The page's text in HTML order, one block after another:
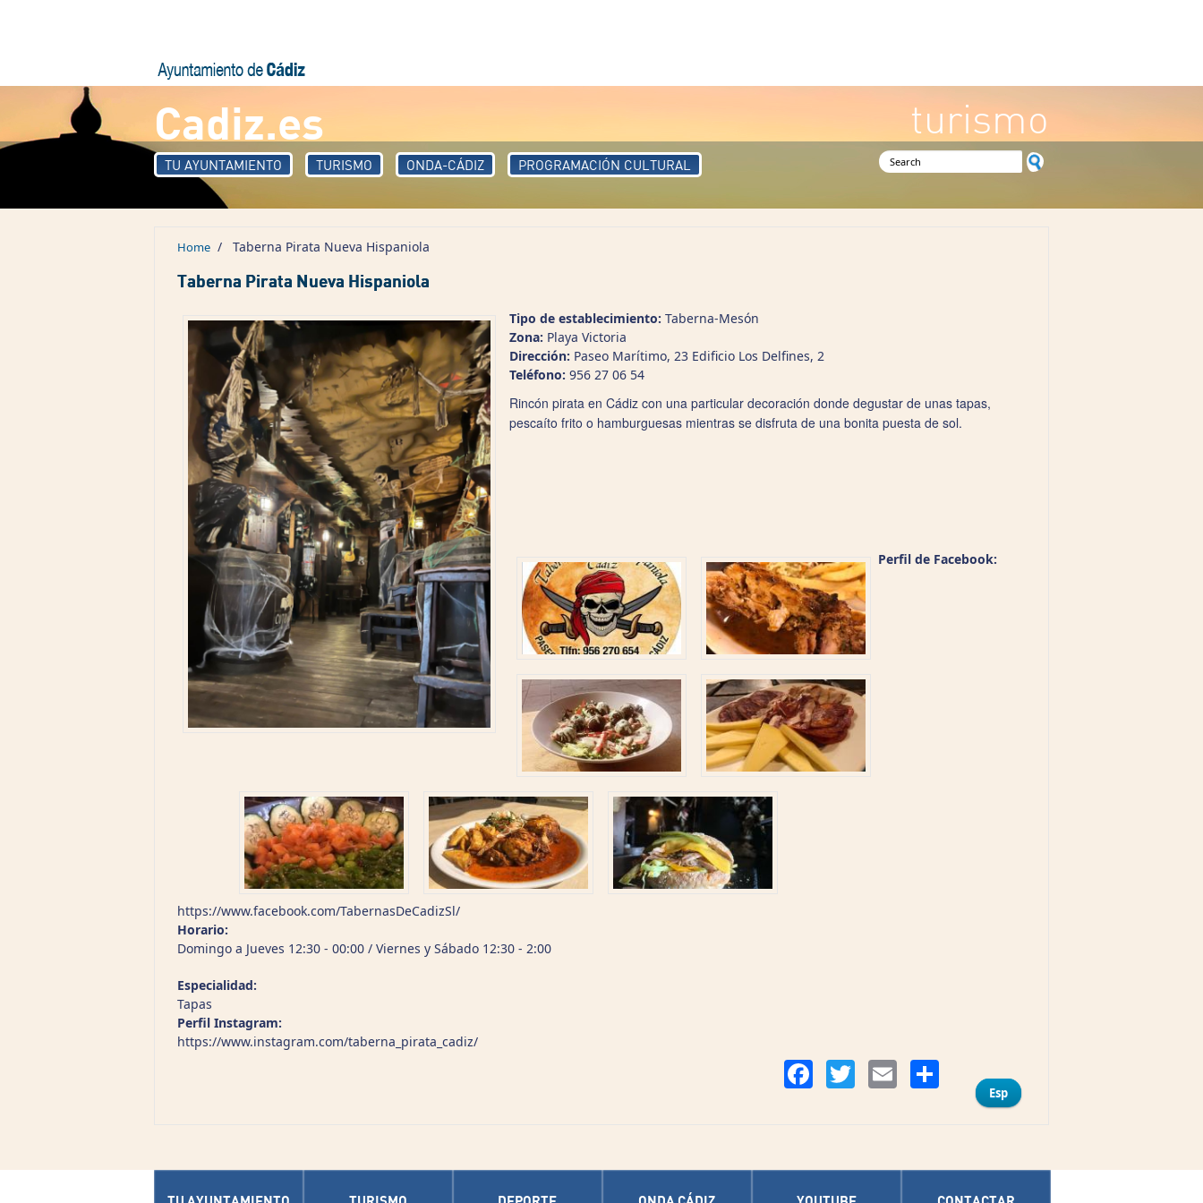
Cadiz.es turismo
TU AYUNTAMIENTO TURISMO ONDA-CÁDIZ PROGRAMACIÓN CULTURAL Search form
Home / Taberna Pirata Nueva Hispaniola
Taberna Pirata Nueva Hispaniola
Tipo de establecimiento: Taberna-Mesón
Zona: Playa Victoria
Dirección: Paseo Marítimo, 23 Edificio Los Delfines, 2
Teléfono: 956 27 06 54
Rincón pirata en Cádiz con una particular decoración donde degustar de unas tapas,
pescaíto frito o hamburguesas mientras se disfruta de una bonita puesta de sol.
Perfil de Facebook:
https://www.facebook.com/TabernasDeCadizSl/
Horario:
Domingo a Jueves 12:30 - 00:00 / Viernes y Sábado 12:30 - 2:00
Especialidad:
Tapas
Perfil Instagram:
https://www.instagram.com/taberna_pirata_cadiz/
FacebookTwitter Email Compartir
Esp